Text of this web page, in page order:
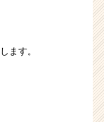
ます。